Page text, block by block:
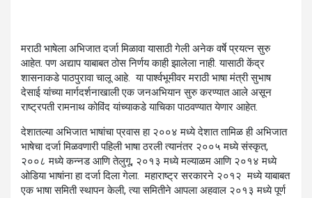
मराठी भाषेला अभिजात दर्जा मिळावा यासाठी गेली अनेक वर्षे प्रयत्न सुरु
आहेत. पण अद्याप याबाबत ठोस निर्णय काही झालेला नाही. यासाठी केंद्र
शासनाकडे पाठपुरावा चालू आहे. या पार्श्वभूमीवर मराठी भाषा मंत्री सुभाष
देसाई यांच्या मार्गदर्शनाखाली एक जनअभियान सुरु करण्यात आले असून
राष्ट्रपती रामनाथ कोविंद यांच्याकडे याचिका पाठवण्यात येणार आहेत.
देशातल्या अभिजात भाषांचा प्रवास हा २००४ मध्ये देशात तामिळ ही अभिजात
भाषेचा दर्जा मिळवणारी पहिली भाषा ठरली त्यानंतर २००५ मध्ये संस्कृत,
२००८ मध्ये कन्नड आणि तेलुगू, २०१३ मध्ये मल्याळम आणि २०१४ मध्ये
ओडिया भाषांना हा दर्जा दिला गेला. महाराष्ट्र सरकारने २०१२ मध्ये याबाबत
एक भाषा समिती स्थापन केली, त्या समितीने आपला अहवाल २०१३ मध्ये पूर्ण